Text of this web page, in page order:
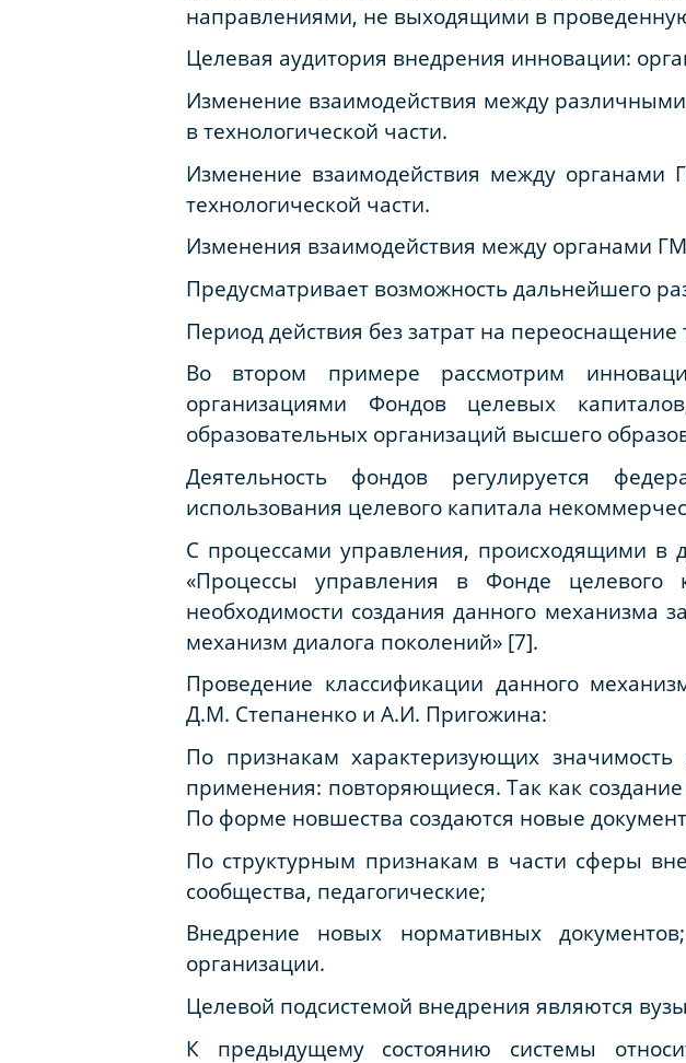
направлениями, не выходящими в
Целевая аудитория внедрения инновации:
Изменение взаимодействия между
в технологической части.
Изменение взаимодействия между
технологической части.
Изменения взаимодействия между органами
Предусматривает возможность дальнейшего
Период действия без затрат на
Во втором примере рассмотрим
организациями Фондов целевых
образовательных организаций высшего
Деятельность фондов регулируется
использования целевого капитала
С процессами управления, происходящими в
«Процессы управления в Фонде целевого
необходимости создания данного механизма
механизм диалога поколений» [7].
Проведение классификации данного
Д.М. Степаненко и А.И. Пригожина:
По признакам характеризующих
применения: повторяющиеся. Так как
По форме новшества создаются новые
По структурным признакам в части сферы
сообщества, педагогические;
Внедрение новых нормативных
организации.
Целевой подсистемой внедрения являются
К предыдущему состоянию системы